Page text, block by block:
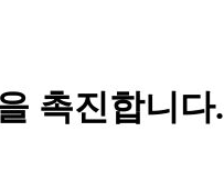
촉진합니다.